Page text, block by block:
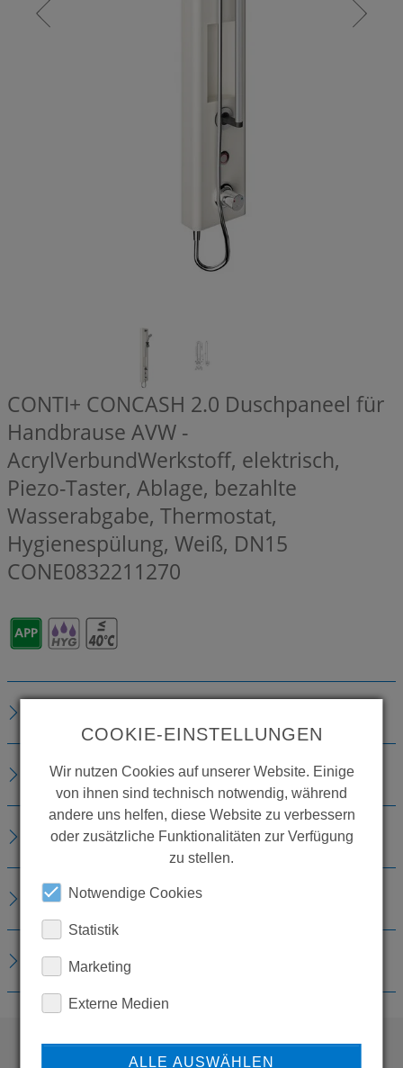
CONTI+ CONCASH 2.0 Duschpaneel für
Handbrause AVW -
AcrylVerbundWerkstoff, elektrisch,
Piezo-Taster, Ablage, bezahlte
Wasserabgabe, Thermostat,
Hygienespülung, Weiß, DN15
CONE0832211270
TECHNISCHE DETAILS
ZUBEHÖR
ERSATZTEILE
DOWNLOADS
COOKIE-EINSTELLUNGEN
Wir nutzen Cookies auf unserer Website. Einige
von ihnen sind technisch notwendig, während
andere uns helfen, diese Website zu verbessern
oder zusätzliche Funktionalitäten zur Verfügung
zu stellen.
Notwendige Cookies
Statistik
Marketing
Externe Medien
ALLE AUSWÄHLEN